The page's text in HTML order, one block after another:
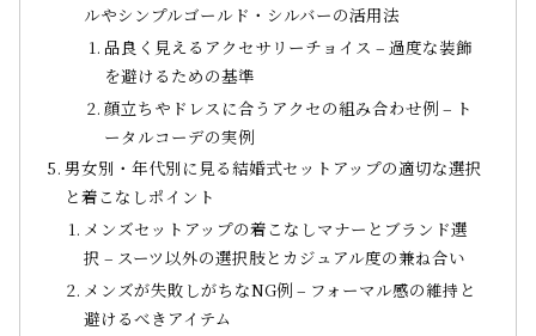
ルやシンプルゴールド・シルバーの活用法
品良く見えるアクセサリーチョイス – 過度な装飾
を避けるための基準
顔立ちやドレスに合うアクセの組み合わせ例 – ト
ータルコーデの実例
男女別・年代別に見る結婚式セットアップの適切な選択
と着こなしポイント
メンズセットアップの着こなしマナーとブランド選
択 – スーツ以外の選択肢とカジュアル度の兼ね合い
メンズが失敗しがちなNG例 – フォーマル感の維持と
避けるべきアイテム